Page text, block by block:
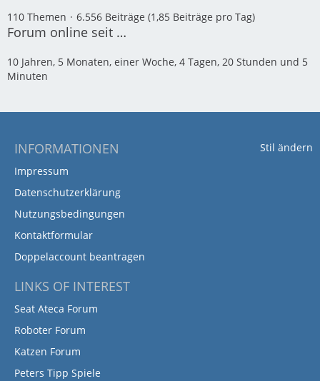
110 Themen 6.556 Beiträge (1,85 Beiträge pro Tag)
Forum online seit …
10 Jahren, 5 Monaten, einer Woche, 4 Tagen, 20 Stunden und 5
Minuten
Stil ändern
INFORMATIONEN
Impressum
Datenschutzerklärung
Nutzungsbedingungen
Kontaktformular
Doppelaccount beantragen
LINKS OF INTEREST
Seat Ateca Forum
Roboter Forum
Katzen Forum
Peters Tipp Spiele